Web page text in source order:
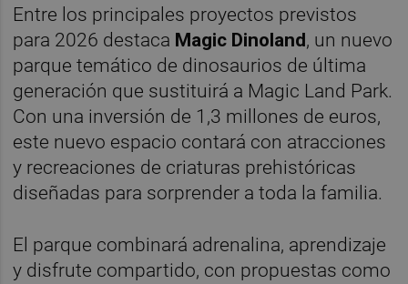
Entre los principales proyectos previstos
para 2026 destaca Magic Dinoland, un nuevo
parque temático de dinosaurios de última
generación que sustituirá a Magic Land Park.
Con una inversión de 1,3 millones de euros,
este nuevo espacio contará con atracciones
y recreaciones de criaturas prehistóricas
diseñadas para sorprender a toda la familia.
El parque combinará adrenalina, aprendizaje
y disfrute compartido, con propuestas como